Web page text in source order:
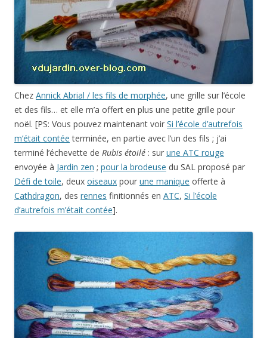
Chez Annick Abrial / les fils de morphée, une grille sur l’école
et des fils… et elle m’a offert en plus une petite grille pour
noël. [PS: Vous pouvez maintenant voir Si l’école d’autrefois
m’était contée terminée, en partie avec l’un des fils ; j’ai
terminé l’échevette de Rubis étoilé : sur une ATC rouge
envoyée à Jardin zen ; pour la brodeuse du SAL proposé par
Défi de toile, deux oiseaux pour une manique offerte à
Cathdragon, des rennes finitionnés en ATC, Si l’école
d’autrefois m’était contée].